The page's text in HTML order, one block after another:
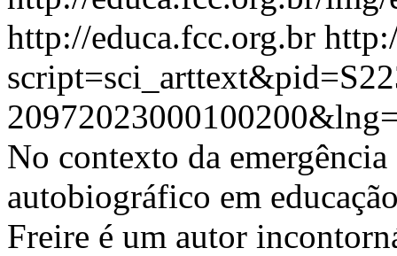
http://educa.fcc.org.br
No contexto da
autobiográfico em
Freire é um autor